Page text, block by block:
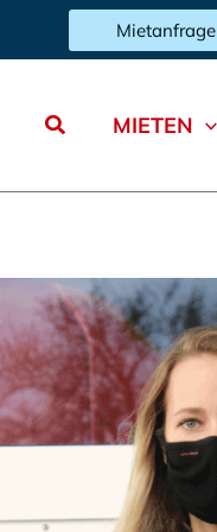
Mietanfrage
SuchenMIETEN